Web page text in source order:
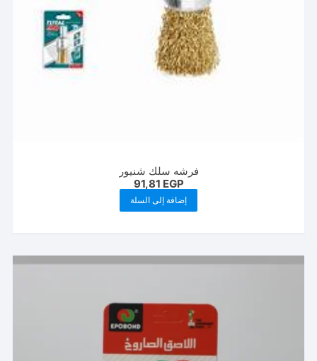
فرشه سلك شنيور
91,81 EGP
إضافة إلى السلة